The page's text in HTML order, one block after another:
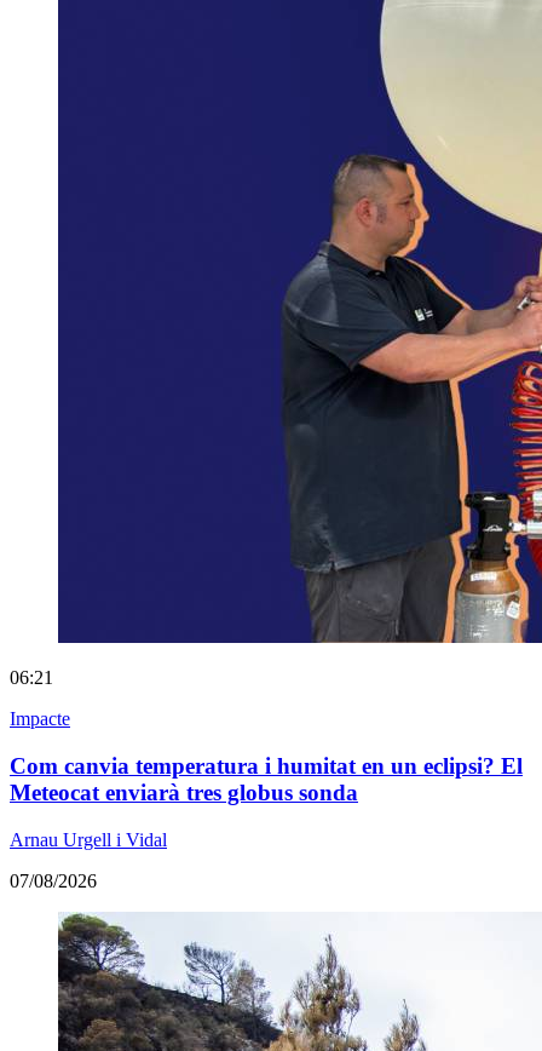
06:21
Impacte
Com canvia temperatura i humitat en un eclipsi? El
Meteocat enviarà tres globus sonda
Arnau Urgell i Vidal
07/08/2026